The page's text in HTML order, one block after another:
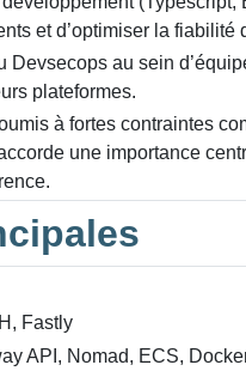
et d’optimiser la fiabilité
au sein
plateformes.
à fortes contraintes
une importance
Fastly
API, Nomad, ECS,